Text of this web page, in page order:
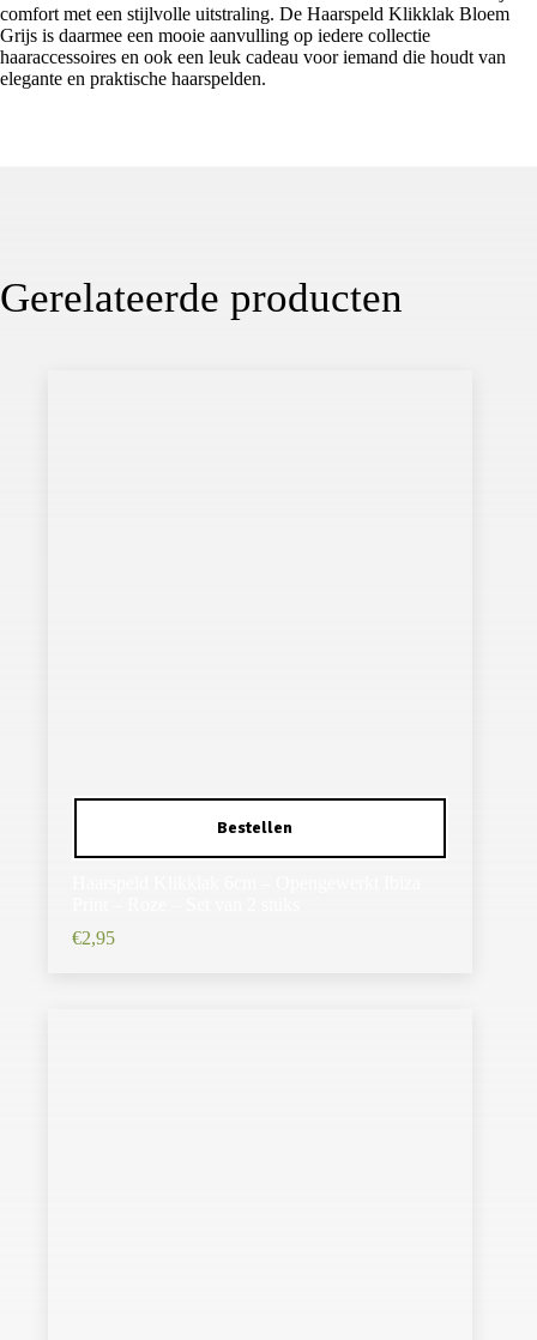
comfort met een stijlvolle uitstraling. De Haarspeld Klikklak Bloem
Grijs is daarmee een mooie aanvulling op iedere collectie
haaraccessoires en ook een leuk cadeau voor iemand die houdt van
elegante en praktische haarspelden.
Gerelateerde producten
€2,95